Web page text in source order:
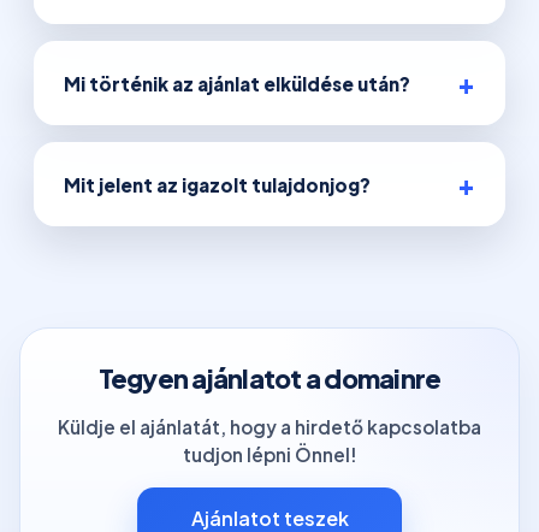
Mi történik az ajánlat elküldése után?
Mit jelent az igazolt tulajdonjog?
Tegyen ajánlatot a domainre
Küldje el ajánlatát, hogy a hirdető kapcsolatba
tudjon lépni Önnel!
Ajánlatot teszek